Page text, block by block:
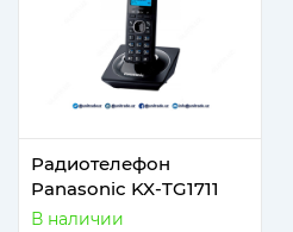
Радиотелефон
Panasonic KX-TG1711
В наличии